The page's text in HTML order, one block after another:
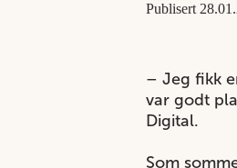
Publisert
– Jeg fikk
var godt
Digital.
Som